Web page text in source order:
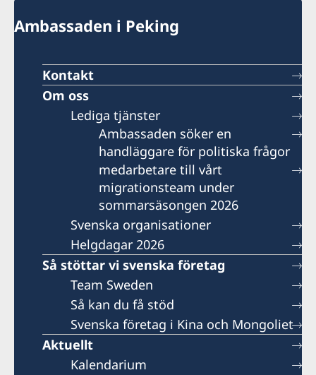
Ambassaden i Peking
Kontakt
Om oss
Lediga tjänster
Ambassaden söker en
handläggare för politiska frågor
medarbetare till vårt
migrationsteam under
sommarsäsongen 2026
Svenska organisationer
Helgdagar 2026
Så stöttar vi svenska företag
Team Sweden
Så kan du få stöd
Svenska företag i Kina och Mongoliet
Aktuellt
Kalendarium